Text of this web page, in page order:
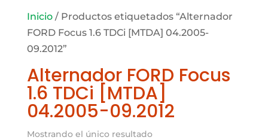
Inicio/ Productos etiquetados “Alternador
FORD Focus 1.6 TDCi [MTDA] 04.2005-
09.2012”
Alternador FORD Focus
1.6 TDCi [MTDA]
04.2005-09.2012
Mostrando el único resultado